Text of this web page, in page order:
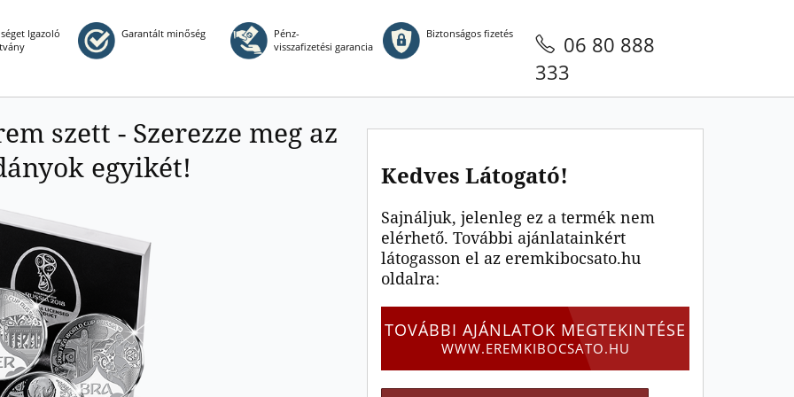
Igazoló
Garantált minőség
Pénz-
visszafizetési garancia
Biztonságos fizetés
06 80 888
333
szett - Szerezze meg az
egyikét!
Kedves Látogató!
Sajnáljuk, jelenleg ez a termék nem
elérhető. További ajánlatainkért
látogasson el az eremkibocsato.hu
oldalra:
TOVÁBBI AJÁNLATOK MEGTEKINTÉSE
WWW.EREMKIBOCSATO.HU